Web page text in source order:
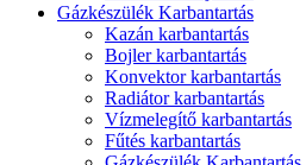
Gázkészülék Karbantartás
Kazán karbantartás
Bojler karbantartás
Konvektor karbantartás
Radiátor karbantartás
Vízmelegítő karbantartás
Fűtés karbantartás